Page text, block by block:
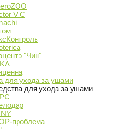
VIC
"Чин"
для ухода за ушами
для ухода за ушами
проблема